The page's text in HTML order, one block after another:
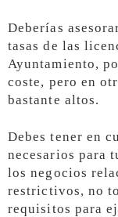
Deberías
tasas de las
Ayuntamiento,
coste, pero en
bastante altos.
Debes tener en
necesarios para
los negocios
restrictivos, no
requisitos para